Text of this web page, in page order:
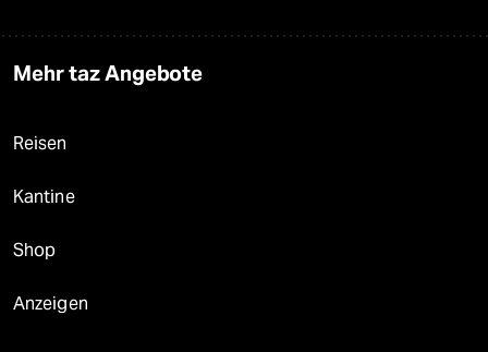
Mehr taz Angebote
Reisen
Kantine
Shop
Anzeigen